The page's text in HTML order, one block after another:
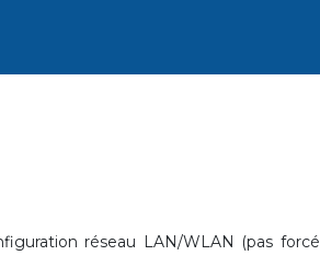
réseau LAN/WLAN (pas